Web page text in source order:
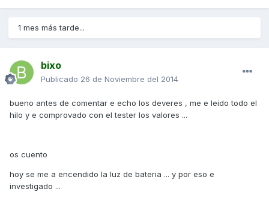
1 mes más tarde...
bixo
Publicado 26 de Noviembre del 2014
bueno antes de comentar e echo los deveres , me e leido todo el
hilo y e comprovado con el tester los valores ...
os cuento
hoy se me a encendido la luz de bateria ... y por eso e
investigado ...